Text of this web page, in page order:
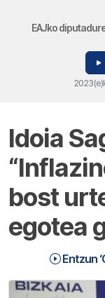
EAJko
Idoia
bost
egotea
Entzun